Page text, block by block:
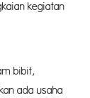
kegiatan
bibit,
ada usaha